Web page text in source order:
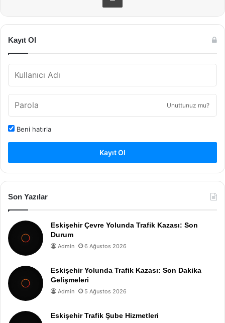
Kayıt Ol
Unuttunuz mu?
Beni hatırla
Kayıt Ol
Son Yazılar
Eskişehir Çevre Yolunda Trafik Kazası: Son
Durum
Admin 6 Ağustos 2026
Eskişehir Yolunda Trafik Kazası: Son Dakika
Gelişmeleri
Admin 5 Ağustos 2026
Eskişehir Trafik Şube Hizmetleri